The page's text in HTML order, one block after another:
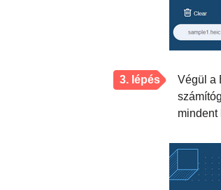
3. lépés
Végül a
mindent